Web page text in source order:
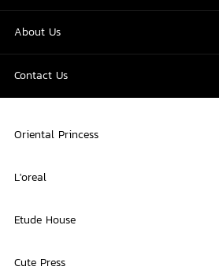
About Us
Contact Us
Oriental Princess
L'oreal
Etude House
Cute Press